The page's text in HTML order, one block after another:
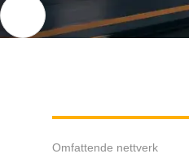
Omfattende nettverk